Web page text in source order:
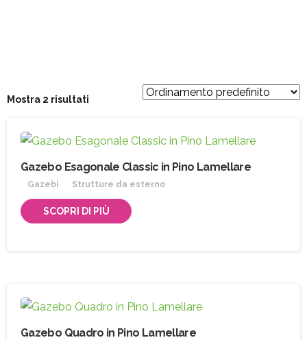
Mostra 2 risultati
Gazebo Esagonale Classic in Pino Lamellare
Gazebi Strutture da esterno
SCOPRI DI PIÙ
Gazebo Quadro in Pino Lamellare